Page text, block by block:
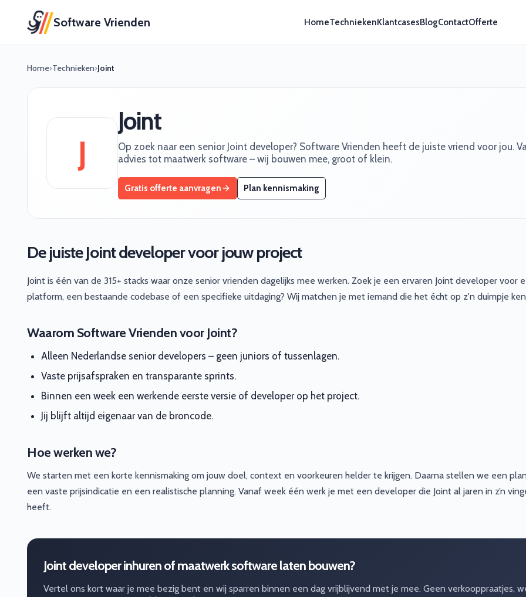
Software Vrienden HomeTechniekenKlantcasesBlogContactOfferte
Home›Technieken›Joint
J
Joint
Op zoek naar een senior Joint developer? Software Vrienden heeft de juiste vriend voor jou.
advies tot maatwerk software – wij bouwen mee, groot of klein.
Gratis offerte aanvragen Plan kennismaking
De juiste Joint developer voor jouw project
Joint is één van de 315+ stacks waar onze senior vrienden dagelijks mee werken. Zoek je een ervaren Joint developer voor
platform, een bestaande codebase of een specifieke uitdaging? Wij matchen je met iemand die het écht op z'n duimpje
Waarom Software Vrienden voor Joint?
Alleen Nederlandse senior developers – geen juniors of tussenlagen.
Vaste prijsafspraken en transparante sprints.
Binnen een week een werkende eerste versie of developer op het project.
Jij blijft altijd eigenaar van de broncode.
Hoe werken we?
We starten met een korte kennismaking om jouw doel, context en voorkeuren helder te krijgen. Daarna stellen we een
een vaste prijsindicatie en een realistische planning. Vanaf week één werk je met een developer die Joint al jaren in z’n
heeft.
Joint developer inhuren of maatwerk software laten bouwen?
Vertel ons kort waar je mee bezig bent en wij sparren binnen een dag vrijblijvend met je mee. Geen verkooppraatjes,